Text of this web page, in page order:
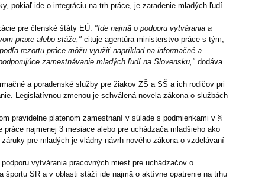
pokiaľ ide o integráciu na trh práce, je zaradenie mladých ľudí
pre členské štáty EÚ. "Ide najmä o podporu vytvárania a
praxe alebo stáže," cituje agentúra ministerstvo práce s tým,
rezortu práce môžu využiť napríklad na informačné a
zamestnávanie mladých ľudí na Slovensku," dodáva
a poradenské služby pre žiakov ZŠ a SŠ a ich rodičov pri
Legislatívnou zmenou je schválená novela zákona o službách
pravidelne platenom zamestnaní v súlade s podmienkami v §
najmenej 3 mesiace alebo pre uchádzača mladšieho ako
pre mladých je vládny návrh nového zákona o vzdelávaní
vytvárania pracovných miest pre uchádzačov o
SR a v oblasti stáží ide najmä o aktívne opatrenie na trhu